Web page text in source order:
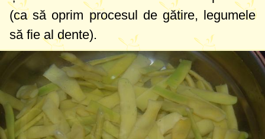
(ca să oprim procesul de gătire, legumele
să fie al dente).